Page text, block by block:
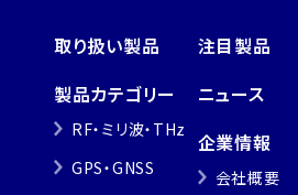
取り扱い製品
製品カテゴリー
RF・ミリ波・THz
GPS・GNSS
注目製品
ニュース
企業情報
会社概要